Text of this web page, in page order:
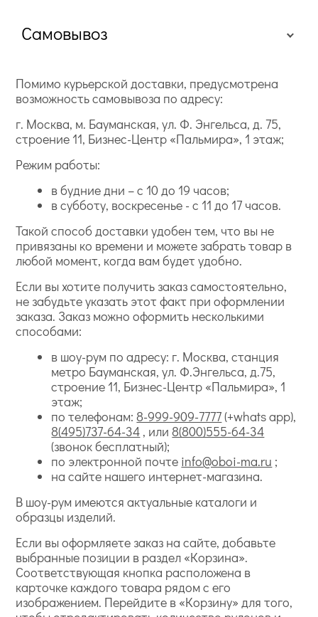
Самовывоз
Помимо курьерской доставки, предусмотрена
возможность самовывоза по адресу:
г. Москва, м. Бауманская, ул. Ф. Энгельса, д. 75,
строение 11, Бизнес-Центр «Пальмира», 1 этаж;
Режим работы:
в будние дни – с 10 до 19 часов;
в субботу, воскресенье - с 11 до 17 часов.
Такой способ доставки удобен тем, что вы не
привязаны ко времени и можете забрать товар в
любой момент, когда вам будет удобно.
Если вы хотите получить заказ самостоятельно,
не забудьте указать этот факт при оформлении
заказа. Заказ можно оформить несколькими
способами:
в шоу-рум по адресу: г. Москва, станция
метро Бауманская, ул. Ф.Энгельса, д.75,
строение 11, Бизнес-Центр «Пальмира», 1
этаж;
по телефонам: 8-999-909-7777(+whats app),
8(495)737-64-34 , или 8(800)555-64-34
(звонок бесплатный);
по электронной почте info@oboi-ma.ru ;
на сайте нашего интернет-магазина.
В шоу-рум имеются актуальные каталоги и
образцы изделий.
Если вы оформляете заказ на сайте, добавьте
выбранные позиции в раздел «Корзина».
Соответствующая кнопка расположена в
карточке каждого товара рядом с его
изображением. Перейдите в «Корзину» для того,